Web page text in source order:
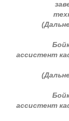
ассистент
ассистент